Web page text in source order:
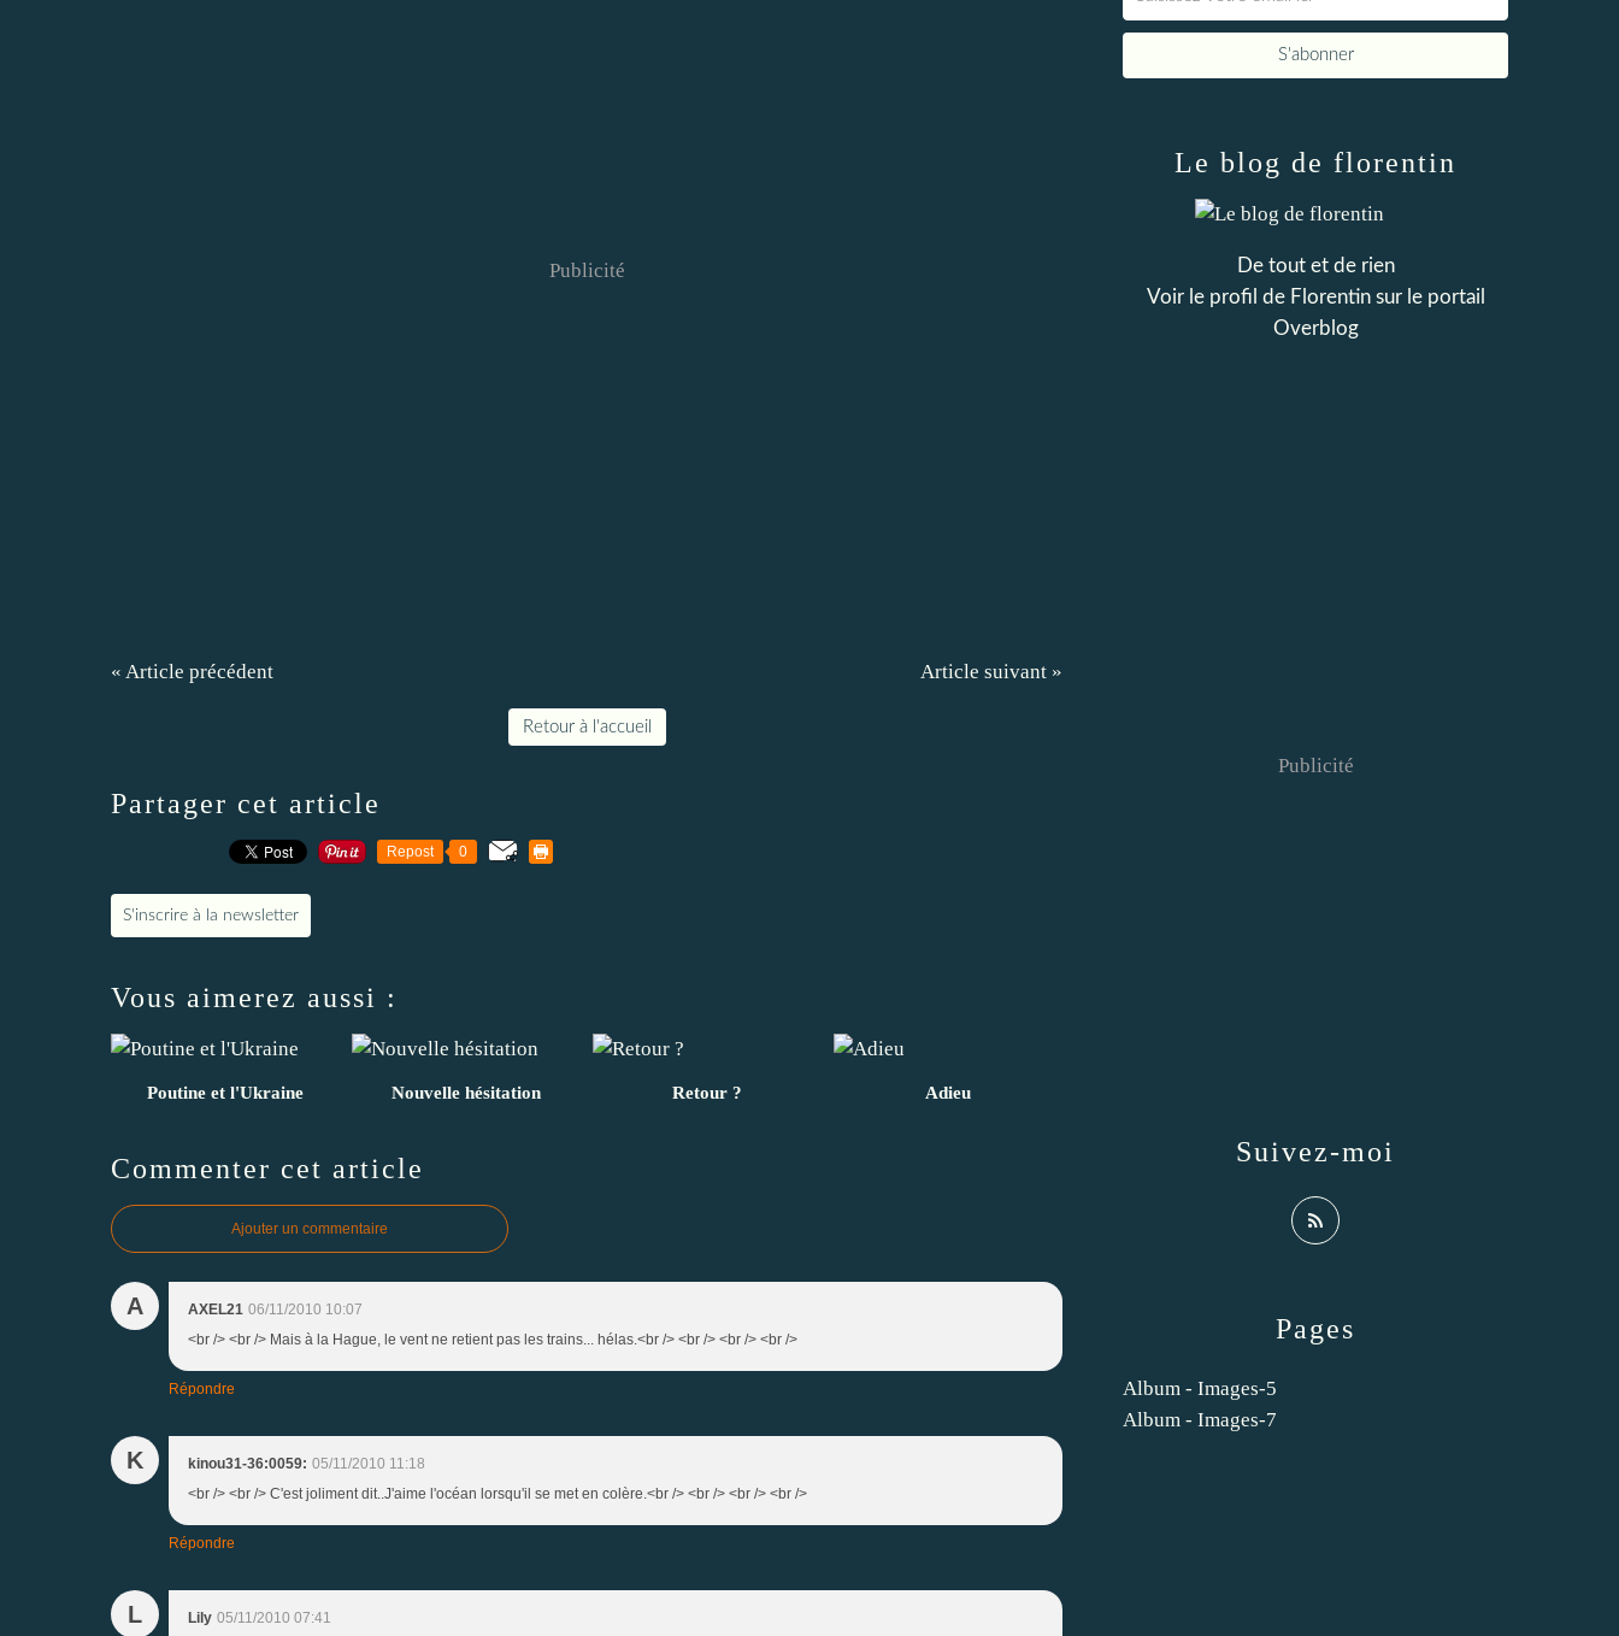
Publicité
« Article précédent Article suivant »
Retour à l'accueil
Partager cet article
Repost 0
S'inscrire à la newsletter
Vous aimerez aussi :
Poutine et l'Ukraine Nouvelle hésitation Retour ? Adieu
Commenter cet article
Ajouter un commentaire
A AXEL21 06/11/2010 10:07
<br /> <br /> Mais à la Hague, le vent ne retient pas les trains... hélas.<br /> <br /> <br /> <br />
Répondre
K kinou31-36:0059: 05/11/2010 11:18
<br /> <br /> C'est joliment dit..J'aime l'océan lorsqu'il se met en colère.<br /> <br /> <br /> <br />
Répondre
L Lily 05/11/2010 07:41
Pages
Album - Images-5
Album - Images-7
Le blog de florentin
De tout et de rien
Voir le profil de Florentinsur le portail
Overblog
Suivez-moi
Publicité